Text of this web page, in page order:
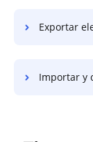
Exportar elección
Importar y colocar